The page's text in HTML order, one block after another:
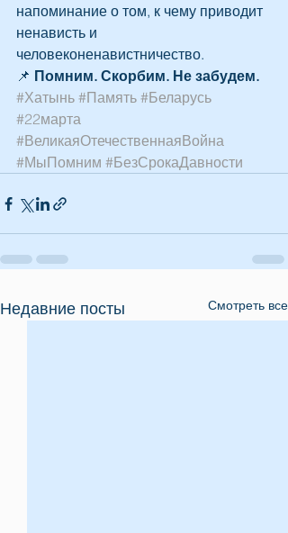
напоминание о том, к чему приводит
ненависть и
человеконенавистничество.
📌 Помним. Скорбим. Не забудем.
#Хатынь #Память #Беларусь
#22марта
#ВеликаяОтечественнаяВойна
#МыПомним #БезСрокаДавности
Недавние посты Смотреть все